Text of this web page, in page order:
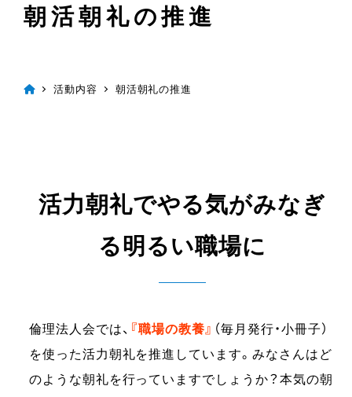
朝活朝礼の推進
活動内容 朝活朝礼の推進
活力朝礼でやる気がみなぎ
る明るい職場に
倫理法人会では、 『職場の教養』 （毎月発行・小冊子）
を使った活力朝礼を推進しています。みなさんはど
のような朝礼を行っていますでしょうか？本気の朝